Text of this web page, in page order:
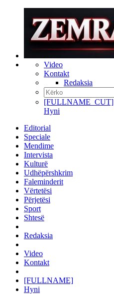
Video
Kontakt
Redaksia
[FULLNAME_CUT]
Hyni
Editorial
Speciale
Mendime
Intervista
Kulturë
Udhëpërshkrim
Faleminderit
Vërtetësi
Përjetësi
Sport
Shtesë
Redaksia
Video
Kontakt
[FULLNAME]
Hyni